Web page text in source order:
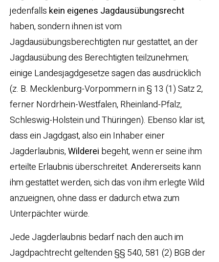
jedenfalls kein eigenes Jagdausübungsrecht
haben, sondern ihnen ist vom
Jagdausübungsberechtigten nur gestattet, an der
Jagdausübung des Berechtigten teilzunehmen;
einige Landesjagdgesetze sagen das ausdrücklich
(z. B. Mecklenburg-Vorpommern in § 13 (1) Satz 2,
ferner Nordrhein-Westfalen, Rheinland-Pfalz,
Schleswig-Holstein und Thüringen). Ebenso klar ist,
dass ein Jagdgast, also ein Inhaber einer
Jagderlaubnis,Wilderei begeht, wenn er seine ihm
erteilte Erlaubnis überschreitet. Andererseits kann
ihm gestattet werden, sich das von ihm erlegte Wild
anzueignen, ohne dass er dadurch etwa zum
Unterpächter würde.
Jede Jagderlaubnis bedarf nach den auch im
Jagdpachtrecht geltenden §§ 540, 581 (2) BGB der